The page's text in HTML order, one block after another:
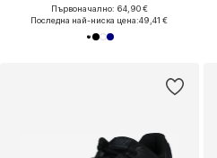
Първоначално: 64,90 €
Последна най-ниска цена:49,41 €